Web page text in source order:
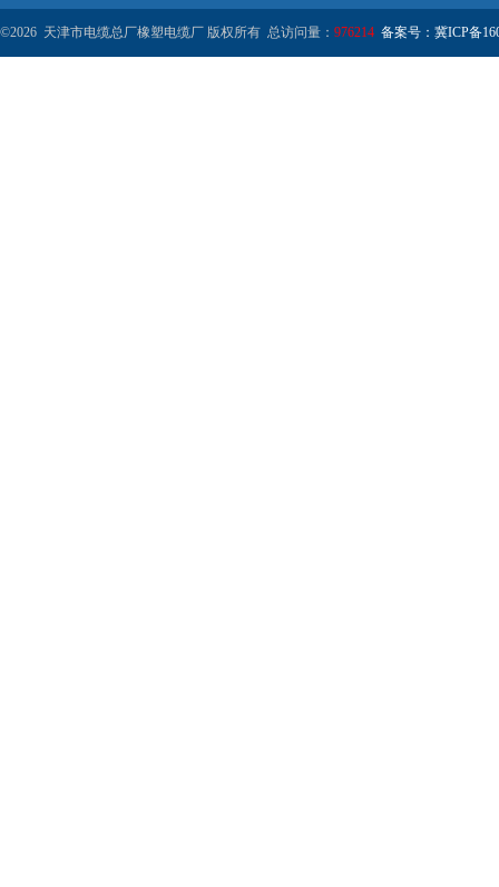
©2026 天津市电缆总厂橡塑电缆厂 版权所有 总访问量： 976214 备案号：冀ICP备